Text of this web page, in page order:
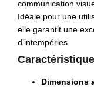
communication
Idéale pour une
elle garantit une
d’intempéries.
Dimensions